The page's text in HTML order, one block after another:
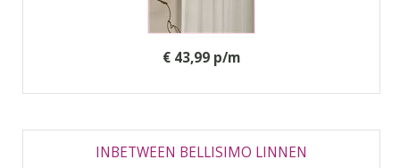
€ 43,99 p/m
INBETWEEN BELLISIMO LINNEN